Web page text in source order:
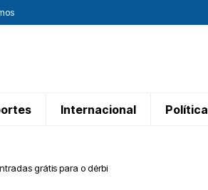
Internacional Política
grátis para o dérbi